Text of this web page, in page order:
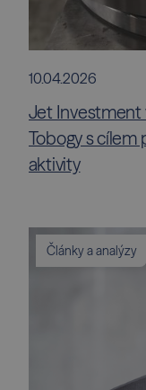
10.04.2026
Jet Investment
Tobogy s cílem
aktivity
Články a analýzy